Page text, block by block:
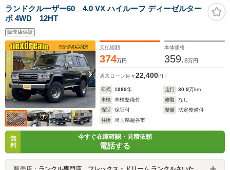
ランドクルーザー60 4.0 VX ハイルーフ ディーゼルター
ボ 4WD 12HT
販売店保証
支払総額
374万円
本体価格
359.8万円
通常ローン 月々22,400円
年式 1989年 走行 30.9万km
車検
車検整備付 修復
なし
保証
保証付 整備
法定整備付
住所
埼玉県越谷市
無
料
今すぐ在庫確認・見積依頼
電話する